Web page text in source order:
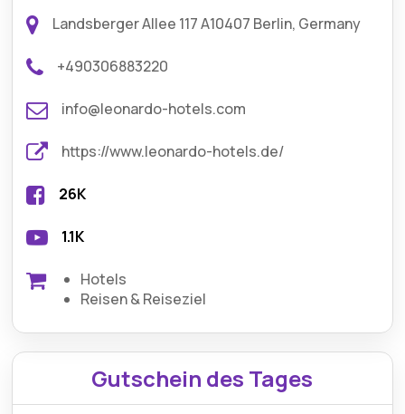
Landsberger Allee 117 A10407 Berlin, Germany
+490306883220
info@leonardo-hotels.com
https://www.leonardo-hotels.de/
26K
1.1K
Hotels
Reisen & Reiseziel
Gutschein des Tages